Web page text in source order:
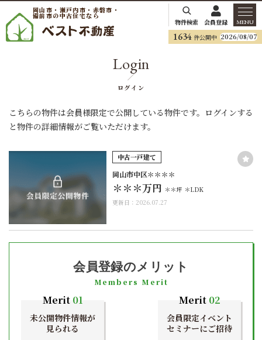
岡山市・瀬戸内市・赤磐市・
備前市の中古住宅なら
物件検索 会員登録 MENU
1634 件公開中 2026/08/07
Login
ログイン
こちらの物件は会員様限定で公開している物件です。ログインする
と物件の詳細情報がご覧いただけます。
中古一戸建て
岡山市中区＊＊＊＊
＊＊＊万円 ＊＊坪 ＊LDK
更新日：2026.07.27
会員登録のメリット
Members Merit
Merit01
未公開物件情報が
見られる
Merit02
会員限定イベント
セミナーにご招待